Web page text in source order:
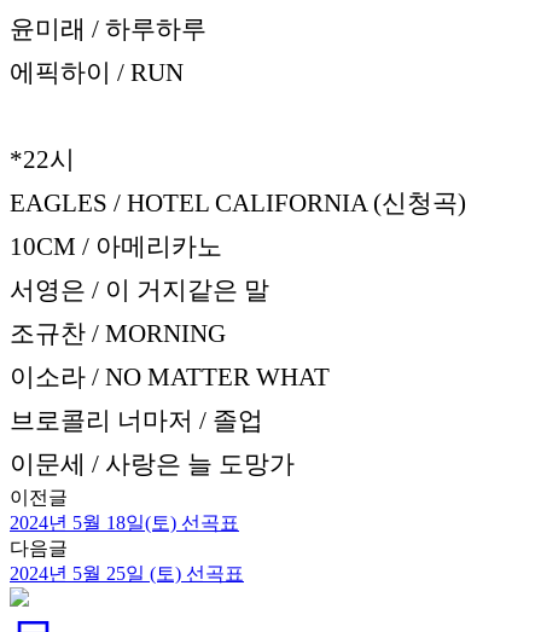
윤미래 / 하루하루
에픽하이 / RUN
*22시
EAGLES / HOTEL CALIFORNIA (신청곡)
10CM / 아메리카노
서영은 / 이 거지같은 말
조규찬 / MORNING
이소라 / NO MATTER WHAT
브로콜리 너마저 / 졸업
이문세 / 사랑은 늘 도망가
이전글
2024년 5월 18일(토) 선곡표
다음글
2024년 5월 25일 (토) 선곡표